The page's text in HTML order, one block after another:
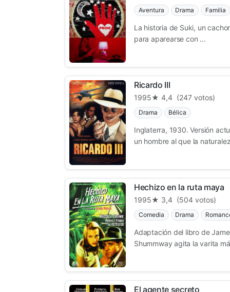
Aventura Drama Familia
La historia de Suki, un
para aparearse con ...
Ricardo III
1995★ 4,4 (247 votos)
Drama Bélica
Inglaterra, 1930. Versión
un hombre al que la
Hechizo en la ruta maya
1995★ 3,4 (504 votos)
Comedia Drama
Adaptación del libro de
Shummway agita la varita
El agente secreto